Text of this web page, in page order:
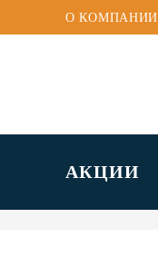
О КОМПАНИИ
АКЦИИ